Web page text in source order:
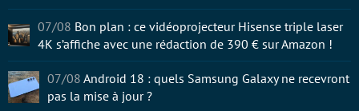
07/08 Bon plan : ce vidéoprojecteur Hisense triple laser
4K s’affiche avec une rédaction de 390 € sur Amazon !
07/08 Android 18 : quels Samsung Galaxy ne recevront
pas la mise à jour ?